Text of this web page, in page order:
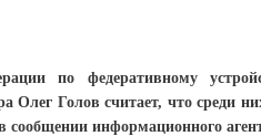
по федеративному
Олег Голов считает, что среди
сообщении информационного